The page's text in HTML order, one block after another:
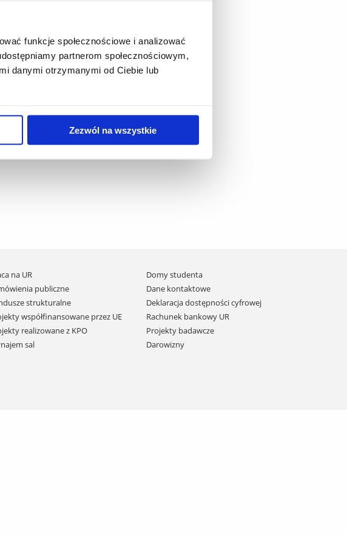
funkcje społecznościowe i analizować
partnerom społecznościowym,
danymi otrzymanymi od Ciebie lub
Zezwól na wszystkie
na UR
publiczne
strukturalne
współfinansowane przez UE
realizowane z KPO
sal
Domy studenta
Dane kontaktowe
Deklaracja dostępności cyfrowej
Rachunek bankowy UR
Projekty badawcze
Darowizny